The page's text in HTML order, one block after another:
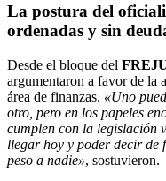
La postura del
ordenadas y sin
Desde el bloque del
argumentaron a favor de la
área de finanzas. «Uno
otro, pero en los papeles
cumplen con la legislación
llegar hoy y poder decir de
peso a nadie», sostuvieron.